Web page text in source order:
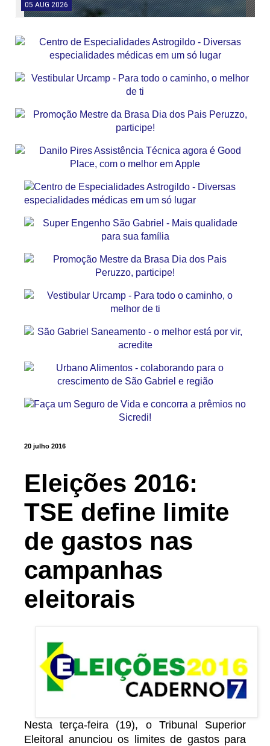
05 AUG 2026
20 julho 2016
Eleições 2016:
TSE define limite
de gastos nas
campanhas
eleitorais
Nesta terça-feira (19), o Tribunal Superior
Eleitoral anunciou os limites de gastos para